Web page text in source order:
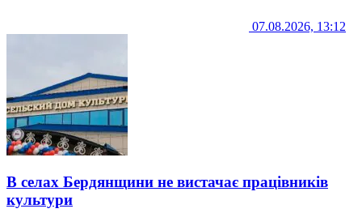
07.08.2026, 13:12
В селах Бердянщини не вистачає працівників
культури